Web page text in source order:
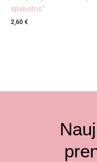
spalvotos”
2,60€